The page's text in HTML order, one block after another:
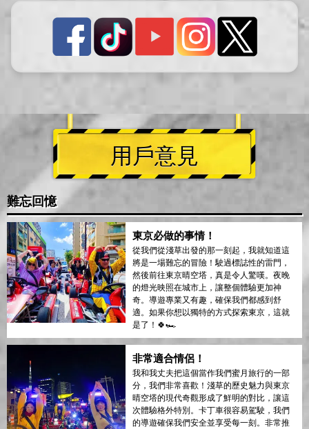
用戶意見
難忘回憶
東京必做的事情！
從我們從淺草出發的那一刻起，我就知道這
將是一場難忘的冒險！駛過標誌性的雷門，
然後前往東京晴空塔，真是令人驚嘆。夜晚
的燈光映照在城市上，讓整個體驗更加神
奇。導遊專業又有趣，確保我們都感到舒
適。如果你想以獨特的方式探索東京，這就
是了！🍀🏎️
非常適合情侶！
我和我丈夫把這個當作我們蜜月旅行的一部
分，我們非常喜歡！淺草的歷史魅力與東京
晴空塔的現代奇觀形成了鮮明的對比，讓這
次體驗格外特別。卡丁車很容易駕駛，我們
的導遊確保我們安全並享受每一刻。非常推